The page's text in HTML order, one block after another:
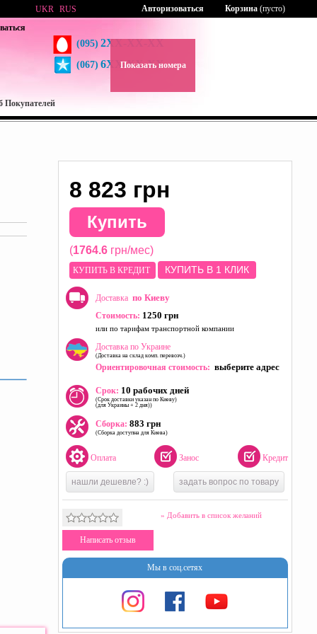
(095) 2XX-XX-XX
(067) 6XX-XX-XX
Показать номера
UKR RUS Корзина (пусто)
Авторизоваться
Покупателей
8 823 грн
Купить
(1764.6грн/мес)
КУПИТЬ В КРЕДИТ КУПИТЬ В 1 КЛИК
Доставка по Киеву
Стоимость: 1250 грн
или по тарифам транспортной компании
Доставка по Украине
(Доставка на склад комп. перевозч.)
Ориентировочная стоимость: выберите адрес
Срок: 10 рабочих дней
(Срок доставки указан по Киеву)
(для Украины + 2 дня))
Сборка: 883 грн
(Сборка доступна для Киева)
Оплата Занос Кредит
нашли дешевле? :) задать вопрос по товару
» Добавить в список желаний
Написать отзыв
Мы в соц.сетях